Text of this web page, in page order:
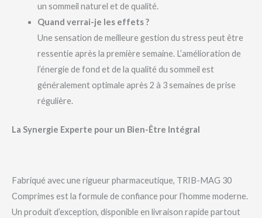
un sommeil naturel et de qualité.
Quand verrai-je les effets ?
Une sensation de meilleure gestion du stress peut être
ressentie après la première semaine. L’amélioration de
l’énergie de fond et de la qualité du sommeil est
généralement optimale après 2 à 3 semaines de prise
régulière.
La Synergie Experte pour un Bien-Être Intégral
Fabriqué avec une rigueur pharmaceutique, TRIB-MAG 30
Comprimes est la formule de confiance pour l’homme moderne.
Un produit d’exception, disponible en livraison rapide partout